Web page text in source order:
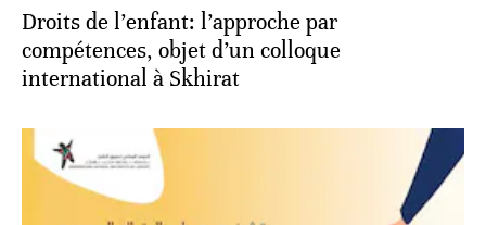
Droits de l’enfant: l’approche par
compétences, objet d’un colloque
international à Skhirat